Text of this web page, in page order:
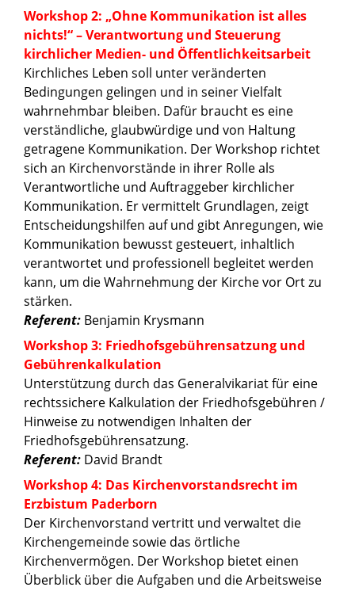
Workshop 2: „Ohne Kommunikation ist alles
nichts!“ – Verantwortung und Steuerung
kirchlicher Medien- und Öffentlichkeitsarbeit
Kirchliches Leben soll unter veränderten
Bedingungen gelingen und in seiner Vielfalt
wahrnehmbar bleiben. Dafür braucht es eine
verständliche, glaubwürdige und von Haltung
getragene Kommunikation. Der Workshop richtet
sich an Kirchenvorstände in ihrer Rolle als
Verantwortliche und Auftraggeber kirchlicher
Kommunikation. Er vermittelt Grundlagen, zeigt
Entscheidungshilfen auf und gibt Anregungen, wie
Kommunikation bewusst gesteuert, inhaltlich
verantwortet und professionell begleitet werden
kann, um die Wahrnehmung der Kirche vor Ort zu
stärken.
Referent: Benjamin Krysmann
Workshop 3: Friedhofsgebührensatzung und
Gebührenkalkulation
Unterstützung durch das Generalvikariat für eine
rechtssichere Kalkulation der Friedhofsgebühren /
Hinweise zu notwendigen Inhalten der
Friedhofsgebührensatzung.
Referent: David Brandt
Workshop 4: Das Kirchenvorstandsrecht im
Erzbistum Paderborn
Der Kirchenvorstand vertritt und verwaltet die
Kirchengemeinde sowie das örtliche
Kirchenvermögen. Der Workshop bietet einen
Überblick über die Aufgaben und die Arbeitsweise